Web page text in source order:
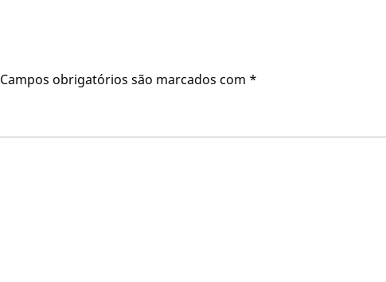
Campos obrigatórios são marcados com *